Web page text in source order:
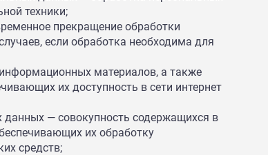
техники;
прекращение обработки
если обработка необходима для
материалов, а также
их доступность в сети интернет
— совокупность содержащихся в
их обработку
средств;